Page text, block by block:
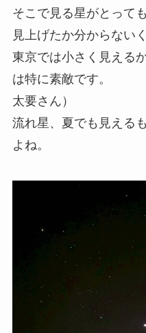
そこで見る星がとって
見上げたか分からない
東京では小さく見える
は特に素敵です。
太要さん）
流れ星、夏でも見える
よね。